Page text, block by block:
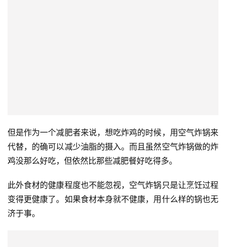
投
稿
每
日
好
但是作为一个减肥者来说，想吃炸鸡的时候，用空气炸锅来
代替，的确可以减少油脂的摄入。而且虽然空气炸锅做的炸
鸡没那么好吃，但依然比那些减肥餐好吃得多。
此外食材的健康程度也不能忽视，空气炸锅只是让烹饪过程
变得更健康了。如果食材本身就不健康，用什么样的锅也无
济于事。